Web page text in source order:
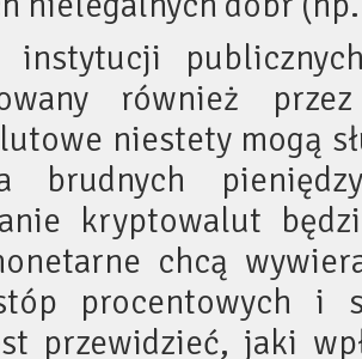
instytucji
również
niestety mogą
brudnych
kryptowalut
chcą
procentowych i
przewidzieć, jaki